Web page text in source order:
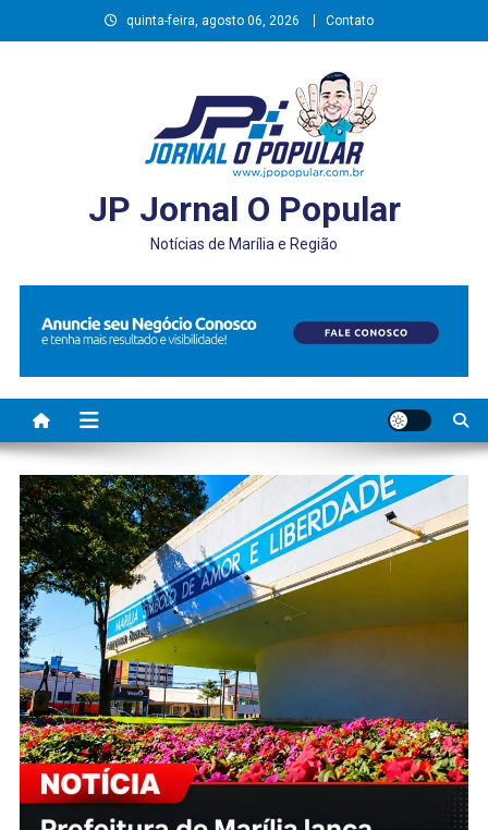
to
quinta-feira, agosto 06, 2026 Contato
JP Jornal O Popular
Notícias de Marília e Região